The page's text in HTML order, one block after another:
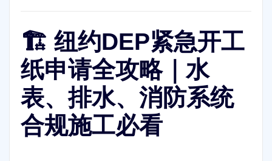
🏗️ 纽约DEP紧急开工
纸申请全攻略｜水
表、排水、消防系统
合规施工必看